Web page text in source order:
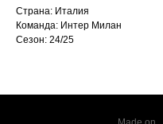
Страна: Италия
Команда: Интер Милан
Сезон: 24/25